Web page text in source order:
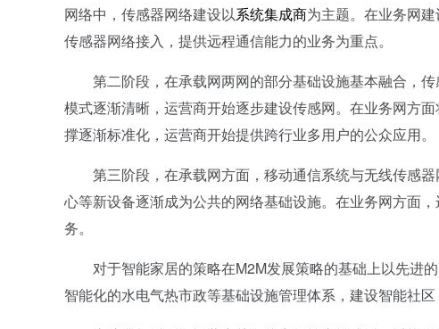
网络中，传感器网络建设以系统集成商为主题。在业务网
传感器网络接入，提供远程通信能力的业务为重点。
第二阶段，在承载网两网的部分基础设施基本融合，传
模式逐渐清晰，运营商开始逐步建设传感网。在业务网方
撑逐渐标准化，运营商开始提供跨行业多用户的公众应用。
第三阶段，在承载网方面，移动通信系统与无线传感器
心等新设备逐渐成为公共的网络基础设施。在业务网方面
务。
对于智能家居的策略在M2M发展策略的基础上以先进的
智能化的水电气热市政等基础设施管理体系，建设智能社